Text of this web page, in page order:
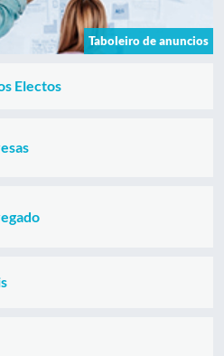
Taboleiro de anuncios
Electos